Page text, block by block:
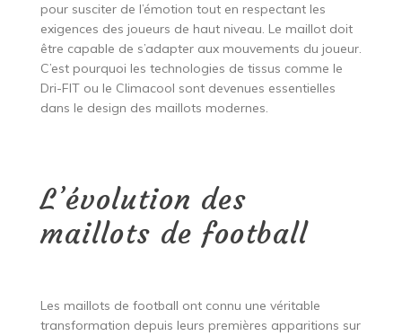
pour susciter de l’émotion tout en respectant les
exigences des joueurs de haut niveau. Le maillot doit
être capable de s’adapter aux mouvements du joueur.
C’est pourquoi les technologies de tissus comme le
Dri-FIT ou le Climacool sont devenues essentielles
dans le design des maillots modernes.
L’évolution des
maillots de football
Les maillots de football ont connu une véritable
transformation depuis leurs premières apparitions sur